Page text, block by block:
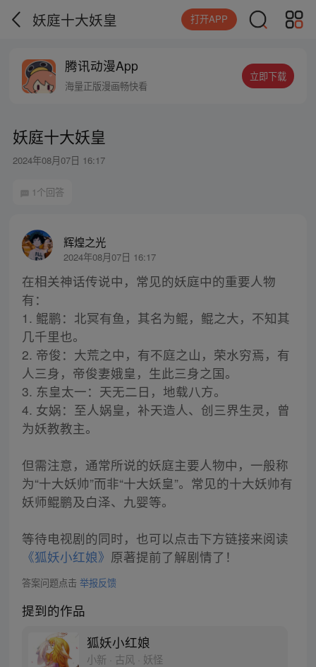
妖庭十大妖皇 打开APP
腾讯动漫App
海量正版漫画畅快看
立即下载
妖庭十大妖皇
2024年08月07日 16:17
1个回答
辉煌之光
2024年08月07日 16:17
在相关神话传说中，常见的妖庭中的重要人物
有：
1. 鲲鹏：北冥有鱼，其名为鲲，鲲之大，不知其
几千里也。
2. 帝俊：大荒之中，有不庭之山，荣水穷焉，有
人三身，帝俊妻娥皇，生此三身之国。
3. 东皇太一：天无二日，地载八方。
4. 女娲：至人娲皇，补天造人、创三界生灵，曾
为妖教教主。
但需注意，通常所说的妖庭主要人物中，一般称
为“十大妖帅”而非“十大妖皇”。常见的十大妖帅有
妖师鲲鹏及白泽、九婴等。
等待电视剧的同时，也可以点击下方链接来阅读
《狐妖小红娘》 原著提前了解剧情了！
答案问题点击 举报反馈
提到的作品
狐妖小红娘
小新 · 古风 · 妖怪